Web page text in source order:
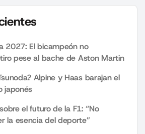
2027: El bicampeón no
pese al bache de Aston Martin
Alpine y Haas barajan el
japonés
el futuro de la F1: “No
la esencia del deporte”